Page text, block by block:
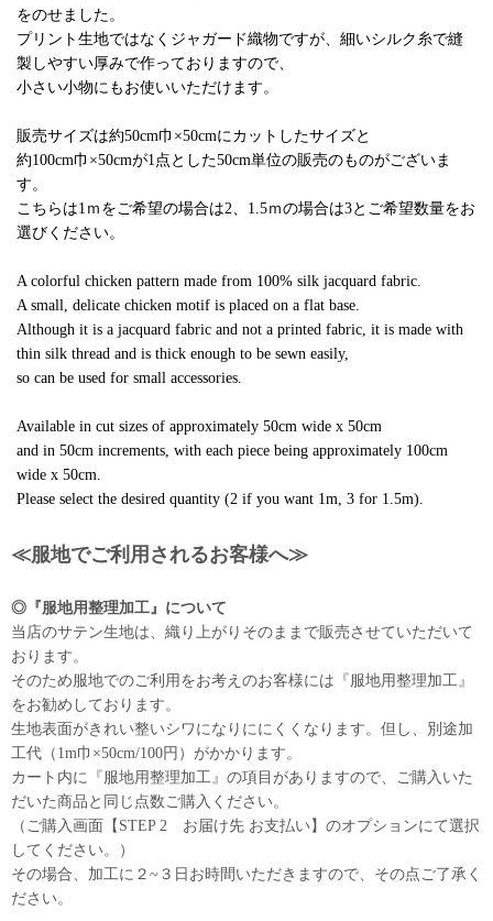
をのせました。
プリント生地ではなくジャガード織物ですが、細いシルク糸で縫
製しやすい厚みで作っておりますので、
小さい小物にもお使いいただけます。
販売サイズは約50cm巾×50cmにカットしたサイズと
約100cm巾×50cmが1点とした50cm単位の販売のものがございま
す。
こちらは1ｍをご希望の場合は2、1.5ｍの場合は3とご希望数量をお
選びください。
A colorful chicken pattern made from 100% silk jacquard fabric.
A small, delicate chicken motif is placed on a flat base.
Although it is a jacquard fabric and not a printed fabric, it is made with
thin silk thread and is thick enough to be sewn easily,
so can be used for small accessories.
Available in cut sizes of approximately 50cm wide x 50cm
and in 50cm increments, with each piece being approximately 100cm
wide x 50cm.
Please select the desired quantity (2 if you want 1m, 3 for 1.5m).
≪服地でご利用されるお客様へ≫
◎『服地用整理加工』について
当店のサテン生地は、織り上がりそのままで販売させていただいて
おります。
そのため服地でのご利用をお考えのお客様には『服地用整理加工』
をお勧めしております。
生地表面がきれい整いシワになりににくくなります。但し、別途加
工代（1m巾×50cm/100円）がかかります。
カート内に『服地用整理加工』の項目がありますので、ご購入いた
だいた商品と同じ点数ご購入ください。
（ご購入画面【STEP 2 お届け先 お支払い】のオプションにて選択
してください。）
その場合、加工に２~３日お時間いただきますので、その点ご了承く
ださい。